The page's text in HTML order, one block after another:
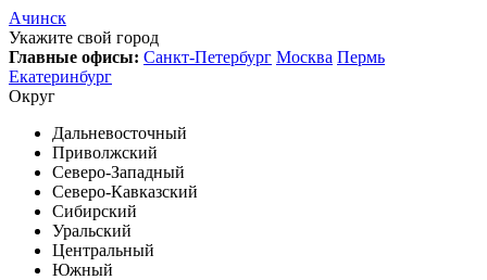
Ачинск
Укажите свой город
Главные офисы: Санкт-Петербург Москва Пермь
Екатеринбург
Округ
Дальневосточный
Приволжский
Северо-Западный
Северо-Кавказский
Сибирский
Уральский
Центральный
Южный